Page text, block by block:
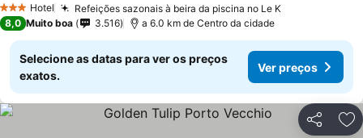
3 EstrelasHotel Refeições sazonais à beira da piscina no Le K
8,0 Muito boa 3.516 a 6.0 km de Centro da cidade
Selecione as datas para ver os preços
exatos.
Ver preços
Partilhar